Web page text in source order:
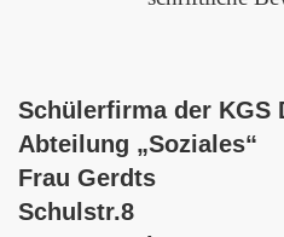
Schülerfirma der KGS
Abteilung „Soziales“
Frau Gerdts
Schulstr.8